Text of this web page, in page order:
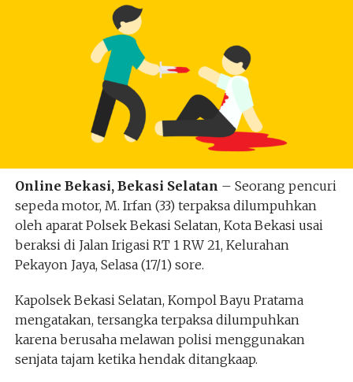
Online Bekasi, Bekasi Selatan – Seorang pencuri
sepeda motor, M. Irfan (33) terpaksa dilumpuhkan
oleh aparat Polsek Bekasi Selatan, Kota Bekasi usai
beraksi di Jalan Irigasi RT 1 RW 21, Kelurahan
Pekayon Jaya, Selasa (17/1) sore.
Kapolsek Bekasi Selatan, Kompol Bayu Pratama
mengatakan, tersangka terpaksa dilumpuhkan
karena berusaha melawan polisi menggunakan
senjata tajam ketika hendak ditangkaap.